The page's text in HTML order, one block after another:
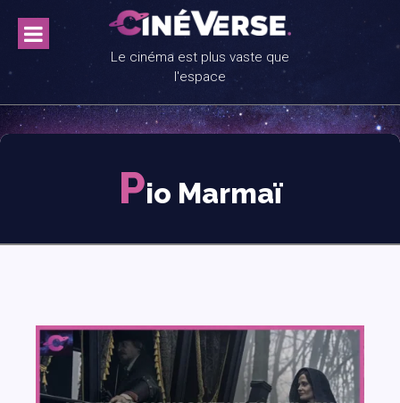
content
Le cinéma est plus vaste que
l'espace
Pio Marmaï